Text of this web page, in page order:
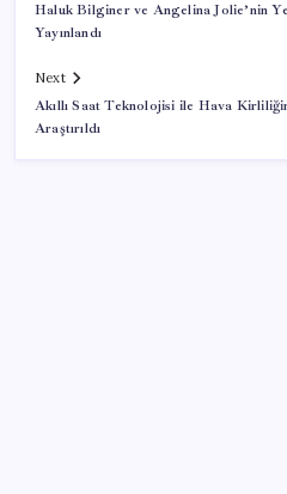
Haluk Bilginer ve Angelina Jolie’nin
Yayınlandı
Next
Akıllı Saat Teknolojisi ile Hava
Araştırıldı